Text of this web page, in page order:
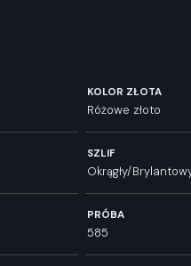
KOLOR ZŁOTA
Różowe złoto
SZLIF
Okrągły/
PRÓBA
585